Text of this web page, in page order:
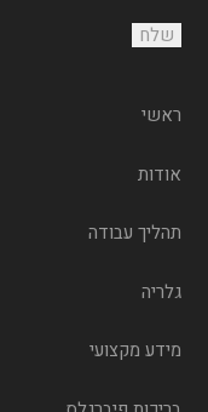
ראשי
אודות
תהליך עבודה
גלריה
מידע מקצועי